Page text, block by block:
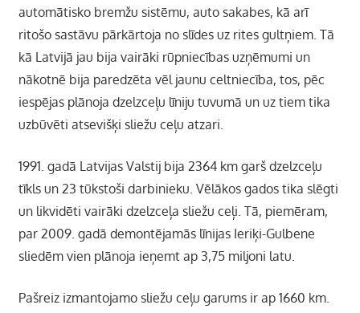
automātisko bremžu sistēmu, auto sakabes, kā arī
ritošo sastāvu pārkārtoja no slīdes uz rites gultņiem. Tā
kā Latvijā jau bija vairāki rūpniecības uzņēmumi un
nākotnē bija paredzēta vēl jaunu celtniecība, tos, pēc
iespējas plānoja dzelzceļu līniju tuvumā un uz tiem tika
uzbūvēti atsevišķi sliežu ceļu atzari.
1991. gadā Latvijas Valstij bija 2364 km garš dzelzceļu
tīkls un 23 tūkstoši darbinieku. Vēlākos gados tika slēgti
un likvidēti vairāki dzelzceļa sliežu ceļi. Tā, piemēram,
par 2009. gadā demontējamās līnijas Ieriķi-Gulbene
sliedēm vien plānoja ieņemt ap 3,75 miljoni latu.
Pašreiz izmantojamo sliežu ceļu garums ir ap 1660 km.